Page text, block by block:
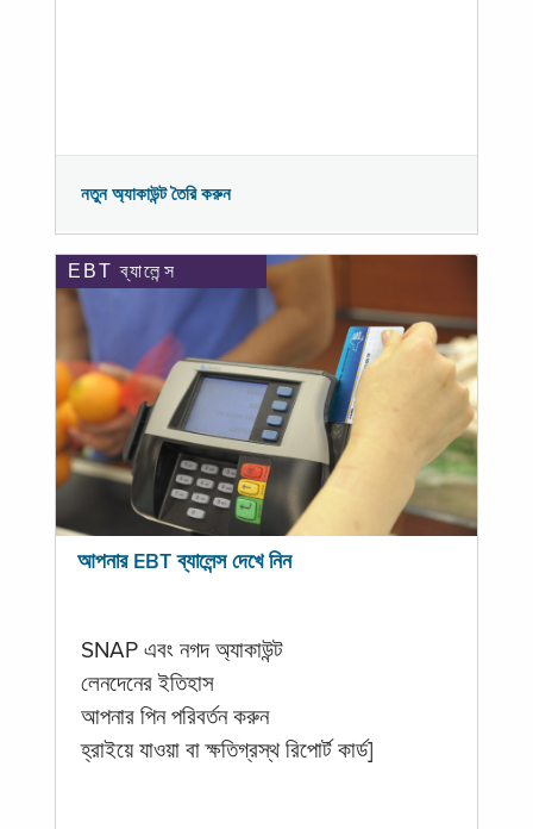
নতুন অ্যাকাউন্ট তৈরি করুন
EBT ব্যালেন্স
আপনার EBT ব্যালেন্স দেখে নিন
SNAP এবং নগদ অ্যাকাউন্ট
লেনদেনের ইতিহাস
আপনার পিন পরিবর্তন করুন
হ্রাইয়ে যাওয়া বা ক্ষতিগ্রস্থ রিপোর্ট কার্ড]